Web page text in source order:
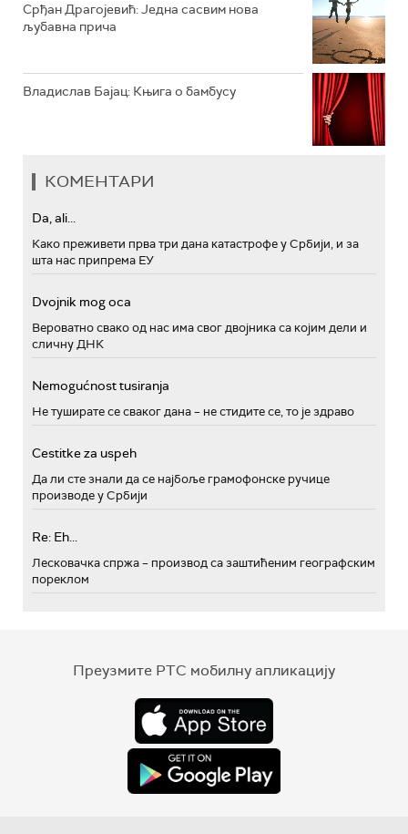
Срђан Драгојевић: Једна сасвим нова
љубавна прича
Владислав Бајац: Књига о бамбусу
КОМЕНТАРИ
Da, ali...
Како преживети прва три дана катастрофе у Србији, и за
шта нас припрема ЕУ
Dvojnik mog oca
Вероватно свако од нас има свог двојника са којим дели и
сличну ДНК
Nemogućnost tusiranja
Не туширате се сваког дана – не стидите се, то је здраво
Cestitke za uspeh
Да ли сте знали да се најбоље грамофонске ручице
производе у Србији
Re: Eh...
Лесковачка спржа – производ са заштићеним географским
пореклом
Преузмите РТС мобилну апликацију